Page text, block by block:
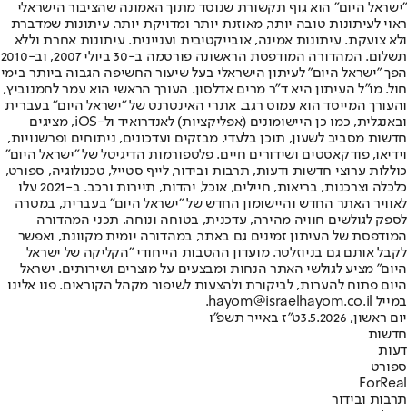
"ישראל היום" הוא גוף תקשורת שנוסד מתוך האמונה שהציבור הישראלי
ראוי לעיתונות טובה יותר, מאוזנת יותר ומדויקת יותר. עיתונות שמדברת
ולא צועקת. עיתונות אמינה, אובייקטיבית ועניינית. עיתונות אחרת וללא
תשלום. המהדורה המודפסת הראשונה פורסמה ב-30 ביולי 2007, וב-2010
הפך "ישראל היום" לעיתון הישראלי בעל שיעור החשיפה הגבוה ביותר בימי
חול. מו"ל העיתון היא ד"ר מרים אדלסון. העורך הראשי הוא עמר לחמנוביץ,
והעורך המייסד הוא עמוס רגב. אתרי האינטרנט של "ישראל היום" בעברית
ובאנגלית, כמו כן היישומונים (אפליקציות) לאנדרואיד ול-iOS, מציגים
חדשות מסביב לשעון, תוכן בלעדי, מבזקים ועדכונים, ניתוחים ופרשנויות,
וידיאו, פודקאסטים ושידורים חיים. פלטפורמות הדיגיטל של "ישראל היום"
כוללות ערוצי חדשות ודעות, תרבות ובידור, לייף סטייל, טכנולוגיה, ספורט,
כלכלה וצרכנות, בריאות, חיילים, אוכל, יהדות, תיירות ורכב. ב-2021 עלו
לאוויר האתר החדש והיישומון החדש של "ישראל היום" בעברית, במטרה
לספק לגולשים חוויה מהירה, עדכנית, בטוחה ונוחה. תכני המהדורה
המודפסת של העיתון זמינים גם באתר, במהדורה יומית מקוונת, ואפשר
לקבל אותם גם בניוזלטר. מועדון ההטבות הייחודי "הקליקה של ישראל
היום" מציע לגולשי האתר הנחות ומבצעים על מוצרים ושירותים. ישראל
היום פתוח להערות, לביקורת ולהצעות לשיפור מקהל הקוראים. פנו אלינו
במייל hayom@israelhayom.co.il.
יום ראשון, 3.5.2026
ט"ז באייר תשפ"ו
חדשות
דעות
ספורט
ForReal
תרבות ובידור